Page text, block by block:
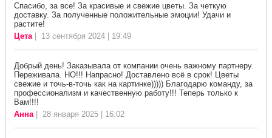
Спасибо, за все! За красивые и свежие цветы. За четкую
доставку. За полученные положительные эмоции! Удачи и
растите!
Цета| 13 сентября 2024 | 19:49
Добрый день! Заказывала от компании очень важному партнеру.
Переживала. НО!!! Напрасно! Доставлено всё в срок! Цветы
свежие и точь-в-точь как на картинке))))) Благодарю команду, за
профессионализм и качественную работу!!! Теперь только к
Вам!!!!
Анна| 28 января 2025 | 16:02